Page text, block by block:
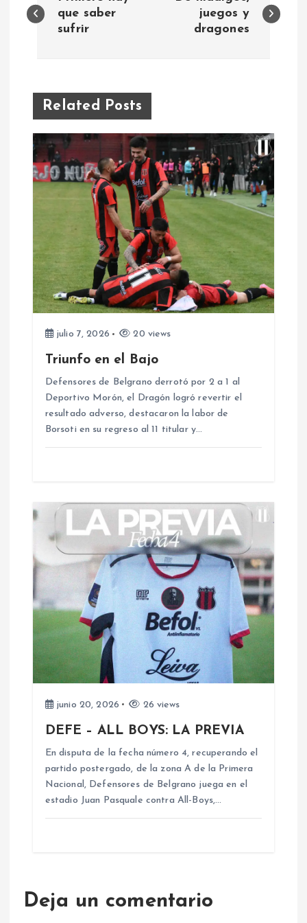
a
e
g
a
c
ó
n
d
a
d
a
s
que saber
sufrir
juegos y
dragones
Related Posts
julio 7, 2026 20 views
Triunfo en el Bajo
Defensores de Belgrano derrotó por 2 a 1 al
Deportivo Morón, el Dragón logró revertir el
resultado adverso, destacaron la labor de
Borsoti en su regreso al 11 titular y…
junio 20, 2026 26 views
DEFE – ALL BOYS: LA PREVIA
En disputa de la fecha número 4, recuperando el
partido postergado, de la zona A de la Primera
Nacional, Defensores de Belgrano juega en el
estadio Juan Pasquale contra All-Boys,…
Deja un comentario